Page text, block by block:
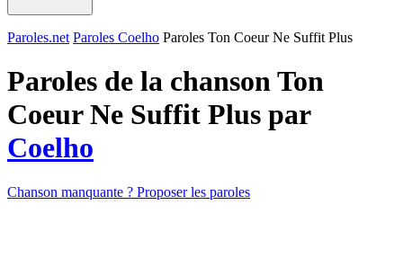
Paroles.net Paroles Coelho Paroles Ton Coeur Ne Suffit Plus
Paroles de la chanson Ton
Coeur Ne Suffit Plus par
Coelho
Chanson manquante ? Proposer les paroles